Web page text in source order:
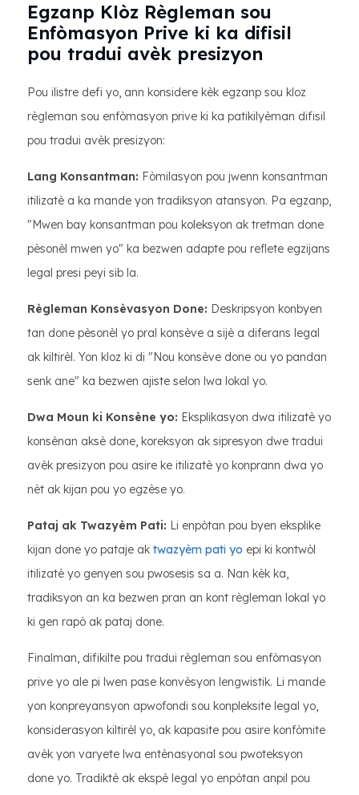
Egzanp Klòz Règleman sou
Enfòmasyon Prive ki ka difisil
pou tradui avèk presizyon
Pou ilistre defi yo, ann konsidere kèk egzanp sou kloz
règleman sou enfòmasyon prive ki ka patikilyèman difisil
pou tradui avèk presizyon:
Lang Konsantman: Fòmilasyon pou jwenn konsantman
itilizatè a ka mande yon tradiksyon atansyon. Pa egzanp,
"Mwen bay konsantman pou koleksyon ak tretman done
pèsonèl mwen yo" ka bezwen adapte pou reflete egzijans
legal presi peyi sib la.
Règleman Konsèvasyon Done: Deskripsyon konbyen
tan done pèsonèl yo pral konsève a sijè a diferans legal
ak kiltirèl. Yon kloz ki di "Nou konsève done ou yo pandan
senk ane" ka bezwen ajiste selon lwa lokal yo.
Dwa Moun ki Konsène yo: Eksplikasyon dwa itilizatè yo
konsènan aksè done, koreksyon ak sipresyon dwe tradui
avèk presizyon pou asire ke itilizatè yo konprann dwa yo
nèt ak kijan pou yo egzèse yo.
Pataj ak Twazyèm Pati: Li enpòtan pou byen eksplike
kijan done yo pataje ak twazyèm pati yo epi ki kontwòl
itilizatè yo genyen sou pwosesis sa a. Nan kèk ka,
tradiksyon an ka bezwen pran an kont règleman lokal yo
ki gen rapò ak pataj done.
Finalman, difikilte pou tradui règleman sou enfòmasyon
prive yo ale pi lwen pase konvèsyon lengwistik. Li mande
yon konpreyansyon apwofondi sou konpleksite legal yo,
konsiderasyon kiltirèl yo, ak kapasite pou asire konfòmite
avèk yon varyete lwa entènasyonal sou pwoteksyon
done yo. Tradiktè ak ekspè legal yo enpòtan anpil pou